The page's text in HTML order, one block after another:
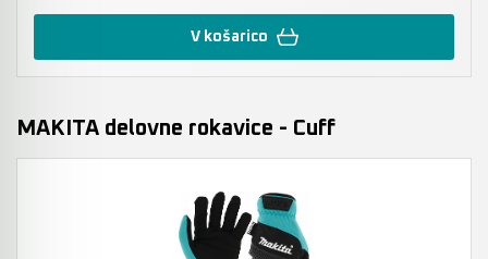
V košarico
MAKITA delovne rokavice - Cuff